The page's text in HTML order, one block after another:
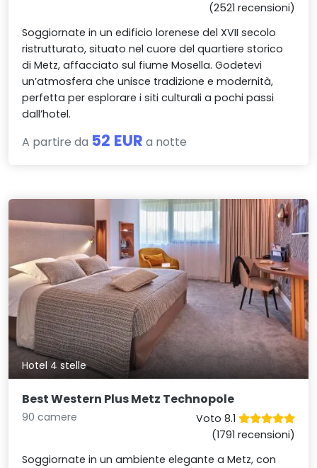
(2521 recensioni)
Soggiornate in un edificio lorenese del XVII secolo
ristrutturato, situato nel cuore del quartiere storico
di Metz, affacciato sul fiume Mosella. Godetevi
un’atmosfera che unisce tradizione e modernità,
perfetta per esplorare i siti culturali a pochi passi
dall’hotel.
A partire da 52 EUR a notte
Hotel 4 stelle
Best Western Plus Metz Technopole
90 camere
Voto 8.1
(1791 recensioni)
Soggiornate in un ambiente elegante a Metz, con